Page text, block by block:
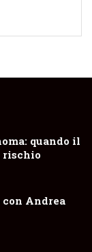
quando il
rischio
Andrea